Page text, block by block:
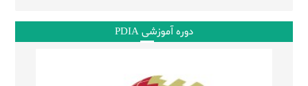
دوره آموزشی PDIA